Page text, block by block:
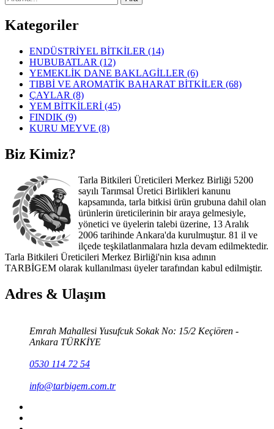
Kategoriler
ENDÜSTRİYEL BİTKİLER (14)
HUBUBATLAR (12)
YEMEKLİK DANE BAKLAGİLLER (6)
TIBBİ VE AROMATİK BAHARAT BİTKİLER (68)
ÇAYLAR (8)
YEM BİTKİLERİ (45)
FINDIK (9)
KURU MEYVE (8)
Biz Kimiz?
Tarla Bitkileri Üreticileri Merkez Birliği 5200
sayılı Tarımsal Üretici Birlikleri kanunu
kapsamında, tarla bitkisi ürün grubuna dahil olan
ürünlerin üreticilerinin bir araya gelmesiyle,
yönetici ve üyelerin talebi üzerine, 13 Aralık
2006 tarihinde Ankara'da kurulmuştur. 81 il ve
ilçede teşkilatlanmalara hızla devam edilmektedir.
Tarla Bitkileri Üreticileri Merkez Birliği'nin kısa adının
TARBİGEM olarak kullanılması üyeler tarafından kabul edilmiştir.
Adres & Ulaşım
Emrah Mahallesi Yusufcuk Sokak No: 15/2 Keçiören -
Ankara TÜRKİYE
0530 114 72 54
info@tarbigem.com.tr